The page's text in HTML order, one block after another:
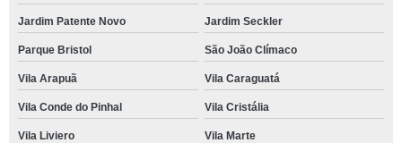
Jardim Patente Novo Jardim Seckler
Parque Bristol São João Clímaco
Vila Arapuã Vila Caraguatá
Vila Conde do Pinhal Vila Cristália
Vila Liviero Vila Marte